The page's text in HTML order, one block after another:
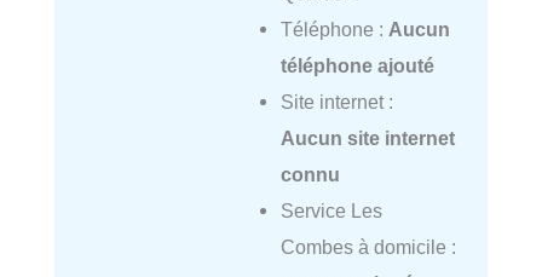
Téléphone : Aucun
téléphone ajouté
Site internet :
Aucun site internet
connu
Service Les
Combes à domicile :